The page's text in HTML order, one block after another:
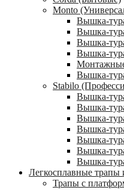
Monto
Вышка-
Вышка-
Вышка-
Вышка-
Вышка-
Stabilo
Вышка-
Вышка-
Вышка-
Вышка-
Вышка-
Вышка-
Вышка-
Легкосплавные трапы
Трапы с